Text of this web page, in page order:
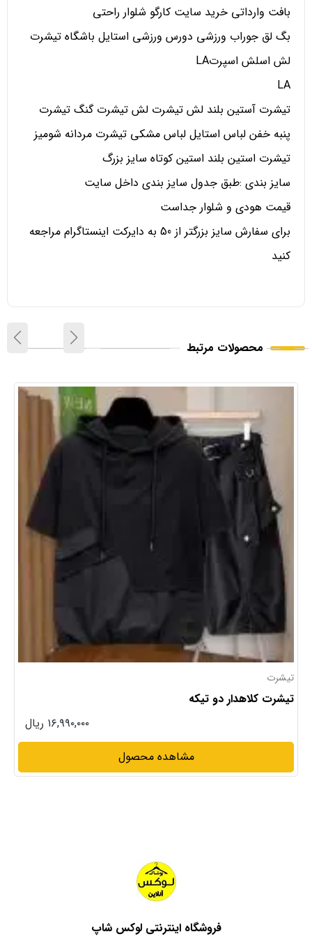
بافت وارداتی خرید سایت کارگو شلوار راحتی
بگ لق جوراب ورزشی دورس ورزشی استایل باشگاه تیشرت
لش اسلش اسپرتLA
LA
تیشرت آستین بلند لش تیشرت لش تیشرت گنگ تیشرت
پنبه خفن لباس استایل لباس مشکی تیشرت مردانه شومیز
تیشرت استین بلند استین کوتاه سایز بزرگ
سایز بندی :طبق جدول سایز بندی داخل سایت
قیمت هودی و شلوار جداست
برای سفارش سایز بزرگتر از 50 به دایرکت اینستاگرام مراجعه
کنید
محصولات مرتبط
تیشرت
تیشرت کلاهدار دو تیکه
۱۶,۹۹۰,۰۰۰ ریال
مشاهده محصول
فروشگاه اینترنتی لوکس شاپ